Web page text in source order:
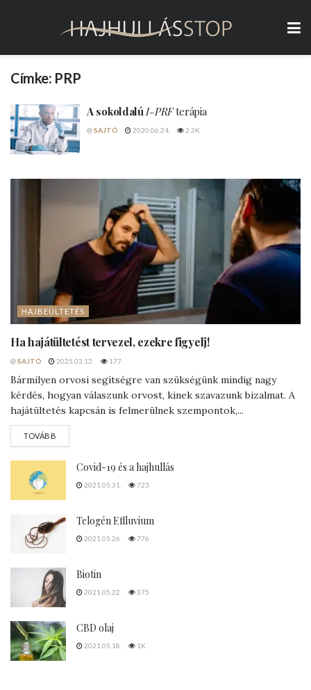
Címke: PRP
A sokoldalúI-PRFterápia
@SAJTÓ 2020.06.24. 2.3K
HAJBEÜLTETÉS
Ha hajátültetést tervezel, ezekre figyelj!
@SAJTÓ 2025.03.12. 177
Bármilyen orvosi segítségre van szükségünk mindig nagy
kérdés, hogyan válaszunk orvost, kinek szavazunk bizalmat. A
hajátültetés kapcsán is felmerülnek szempontok,...
TOVÁBB
Covid-19 és a hajhullás
2021.05.31. 723
Telogén Effluvium
2021.05.26. 776
Biotin
2021.05.22. 375
CBD olaj
2021.05.18. 1K